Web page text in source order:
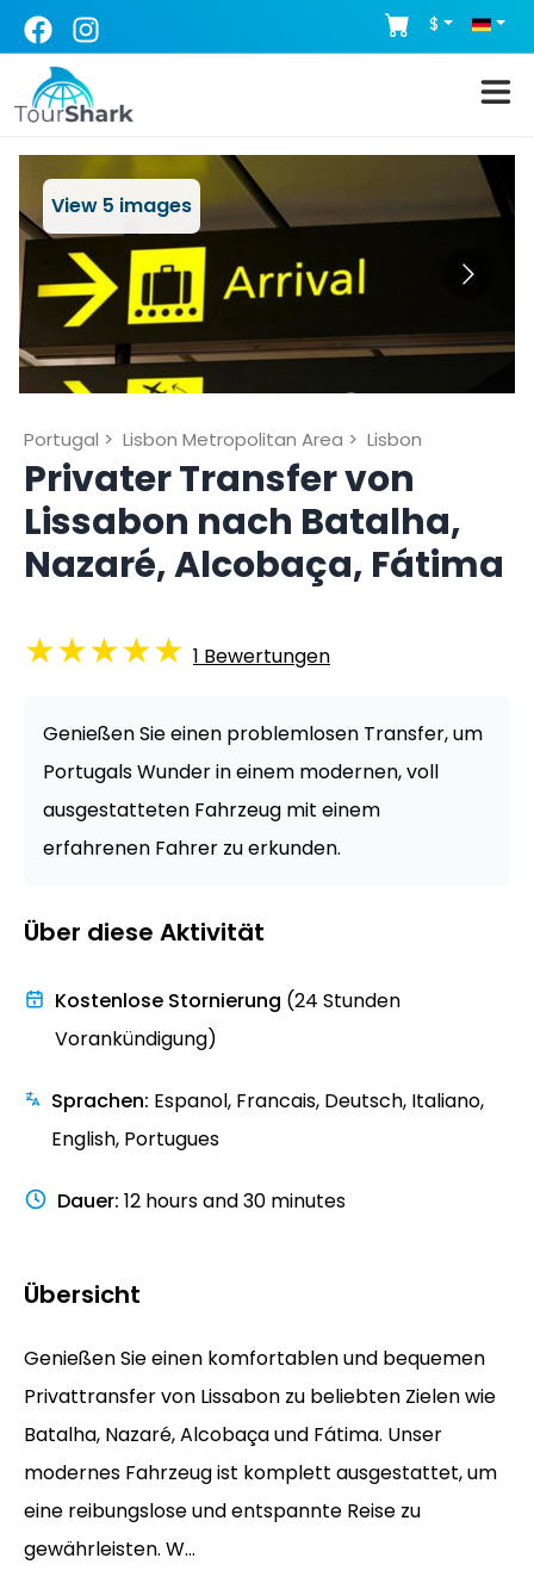
$
View 5 images
Portugal > Lisbon Metropolitan Area > Lisbon
Privater Transfer von
Lissabon nach Batalha,
Nazaré, Alcobaça, Fátima
★★★★★ 1 Bewertungen
Genießen Sie einen problemlosen Transfer, um
Portugals Wunder in einem modernen, voll
ausgestatteten Fahrzeug mit einem
erfahrenen Fahrer zu erkunden.
Über diese Aktivität
Kostenlose Stornierung (24 Stunden
Vorankündigung)
Sprachen: Espanol, Francais, Deutsch, Italiano,
English, Portugues
Dauer: 12 hours and 30 minutes
Übersicht
Genießen Sie einen komfortablen und bequemen
Privattransfer von Lissabon zu beliebten Zielen wie
Batalha, Nazaré, Alcobaça und Fátima. Unser
modernes Fahrzeug ist komplett ausgestattet, um
eine reibungslose und entspannte Reise zu
gewährleisten. W...